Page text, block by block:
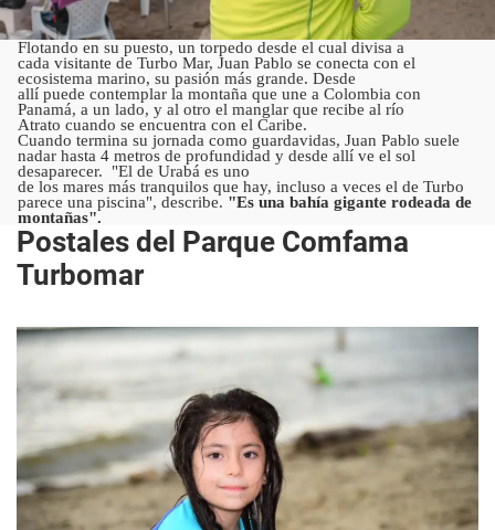
Flotando en su puesto, un torpedo desde el cual divisa a
cada visitante de Turbo Mar, Juan Pablo se conecta con el
ecosistema marino, su pasión más grande. Desde
allí puede contemplar la montaña que une a Colombia con
Panamá, a un lado, y al otro el manglar que recibe al río
Atrato cuando se encuentra con el Caribe.
Cuando termina su jornada como guardavidas, Juan Pablo suele
nadar hasta 4 metros de profundidad y desde allí ve el sol
desaparecer. "El de Urabá es uno
de los mares más tranquilos que hay, incluso a veces el de Turbo
parece una piscina", describe. "Es una bahía gigante rodeada de
montañas".
Postales del Parque Comfama
Turbomar